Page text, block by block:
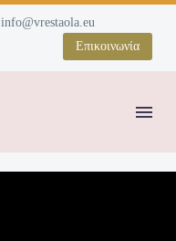
info@vrestaola.eu
Επικοινωνία